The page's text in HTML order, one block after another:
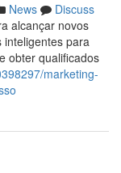
News
Discuss
alcançar novos
inteligentes para
obter qualificados
marketing-